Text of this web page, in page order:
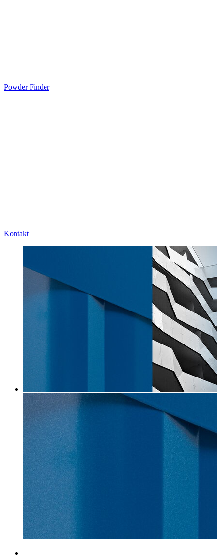
Powder Finder
Kontakt